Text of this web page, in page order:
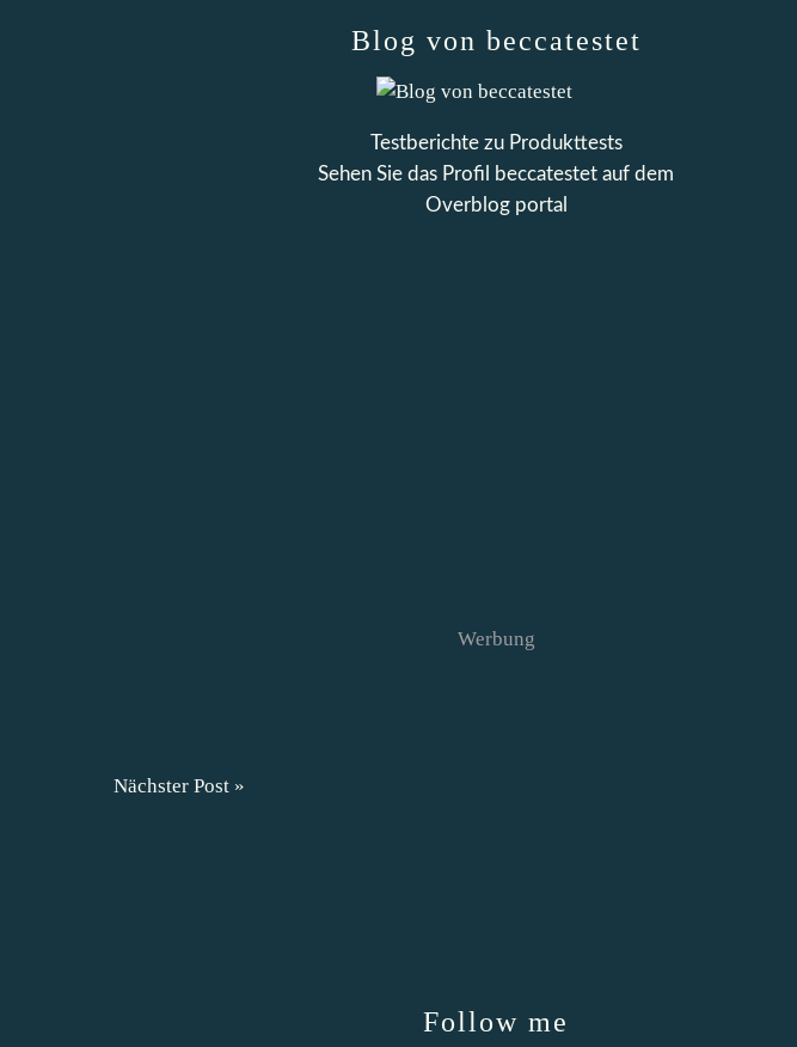
Nächster Post »
Blog von beccatestet
Testberichte zu Produkttests
Sehen Sie das Profil
beccatestet auf dem
Overblog portal
Follow me
Werbung